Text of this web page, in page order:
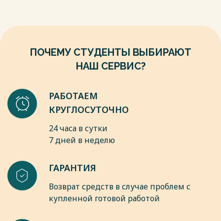
единственным мотивом.
Весь текст будет доступен
ПОЧЕМУ СТУДЕНТЫ ВЫБИРАЮТ
НАШ СЕРВИС?
РАБОТАЕМ
КРУГЛОСУТОЧНО
24 часа в сутки
7 дней в неделю
ГАРАНТИЯ
Возврат средств в случае проблем с
купленной готовой работой